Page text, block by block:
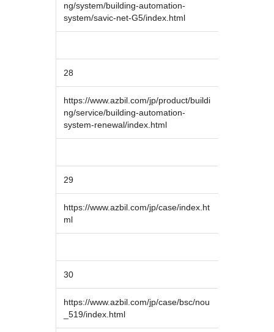
ng/system/building-automation-
system/savic-net-G5/index.html
28
https://www.azbil.com/jp/product/buildi
ng/service/building-automation-
system-renewal/index.html
29
https://www.azbil.com/jp/case/index.ht
ml
30
https://www.azbil.com/jp/case/bsc/nou
_519/index.html